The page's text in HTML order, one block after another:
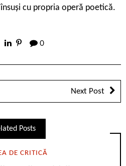
cu propria operă poetică.
0
Next Post
Posts
DE CRITICĂ